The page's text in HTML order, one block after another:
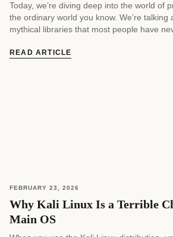
Today, we’re diving deep into the world of
the ordinary world you know. We’re talking
mythical libraries that most people have
READ ARTICLE
FEBRUARY 23, 2026
Why Kali Linux Is a Terrible
Main OS